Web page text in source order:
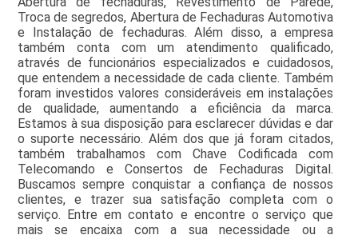
Troca de segredos, Abertura de Fechaduras Automotiva
e Instalação de fechaduras. Além disso, a empresa
também conta com um atendimento qualificado,
através de funcionários especializados e cuidadosos,
que entendem a necessidade de cada cliente. Também
foram investidos valores consideráveis em instalações
de qualidade, aumentando a eficiência da marca.
Estamos à sua disposição para esclarecer dúvidas e dar
o suporte necessário. Além dos que já foram citados,
também trabalhamos com Chave Codificada com
Telecomando e Consertos de Fechaduras Digital.
Buscamos sempre conquistar a confiança de nossos
clientes, e trazer sua satisfação completa com o
serviço. Entre em contato e encontre o serviço que
mais se encaixa com a sua necessidade ou a